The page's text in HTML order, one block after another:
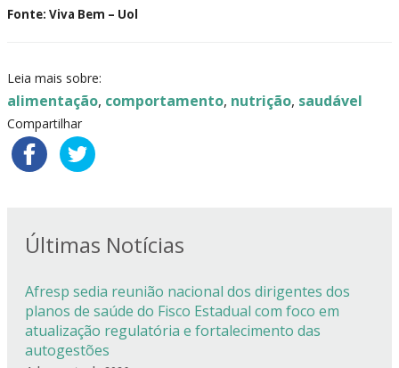
Fonte: Viva Bem – Uol
Leia mais sobre:
alimentação, comportamento, nutrição, saudável
Compartilhar
Últimas Notícias
Afresp sedia reunião nacional dos dirigentes dos
planos de saúde do Fisco Estadual com foco em
atualização regulatória e fortalecimento das
autogestões